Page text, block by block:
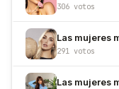
306 votos
Las mujeres
291 votos
Las mujeres